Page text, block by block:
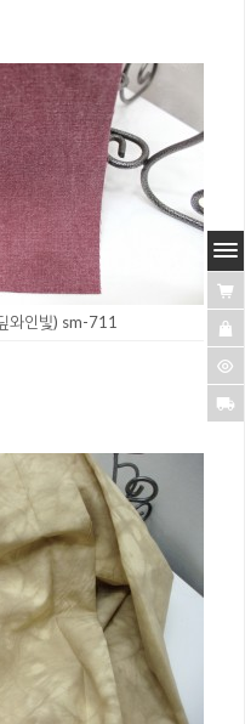
와인빛) sm-711